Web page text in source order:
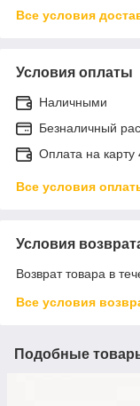
Все условия
Условия оплаты
Наличными
Безналичный
Оплата на
Все условия
Условия
Возврат товара в
Все условия
Подобные